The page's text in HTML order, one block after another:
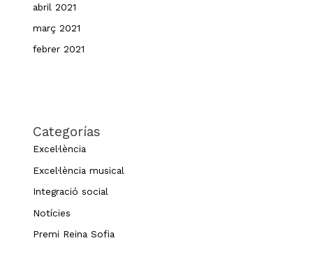
abril 2021
març 2021
febrer 2021
Categorías
Excel·lència
Excel·lència musical
Integració social
Notícies
Premi Reina Sofia